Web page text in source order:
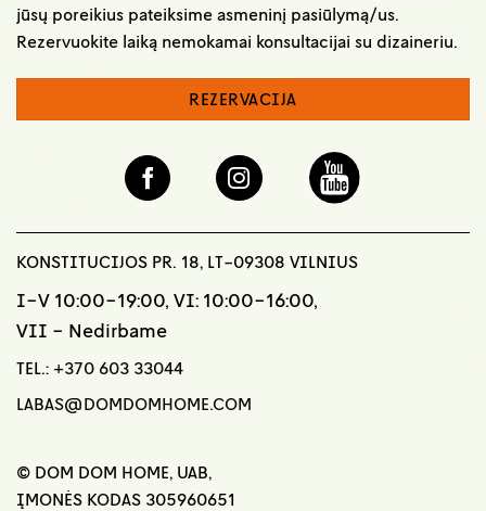
jūsų poreikius pateiksime asmeninį pasiūlymą/us.
Rezervuokite laiką nemokamai konsultacijai su dizaineriu.
REZERVACIJA
KONSTITUCIJOS PR. 18, LT-09308 VILNIUS
I-V 10:00-19:00, VI: 10:00-16:00,
VII - Nedirbame
TEL.: +370 603 33044
LABAS@DOMDOMHOME.COM
© DOM DOM HOME, UAB,
ĮMONĖS KODAS 305960651